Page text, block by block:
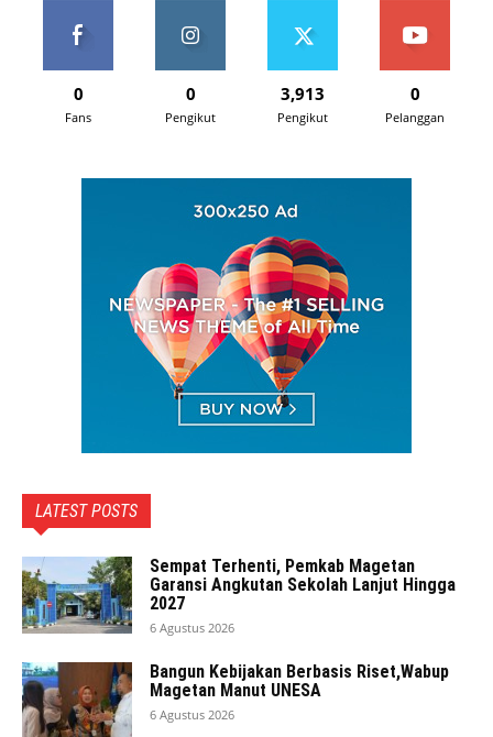
0
Fans
0
Pengikut
3,913
Pengikut
0
Pelanggan
LATEST POSTS
Sempat Terhenti, Pemkab Magetan
Garansi Angkutan Sekolah Lanjut Hingga
2027
6 Agustus 2026
Bangun Kebijakan Berbasis Riset,Wabup
Magetan Manut UNESA
6 Agustus 2026